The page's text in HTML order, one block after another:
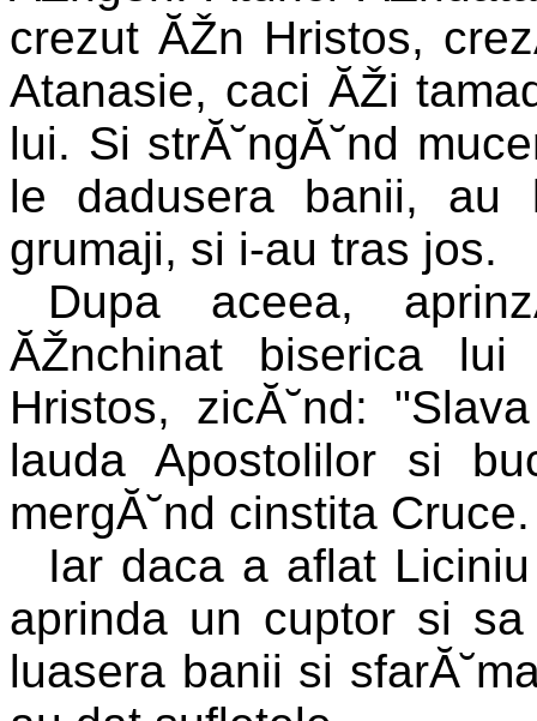
crezut ĂŽn Hristos,
Atanasie, caci ĂŽi
lui. Si strĂ˘ngĂ˘nd
le dadusera banii, au
grumaji, si i-au tras jos.
Dupa aceea,
ĂŽnchinat biserica
Hristos, zicĂ˘nd:
lauda Apostolilor si
mergĂ˘nd cinstita Cruce.
Iar daca a aflat
aprinda un cuptor si
luasera banii si